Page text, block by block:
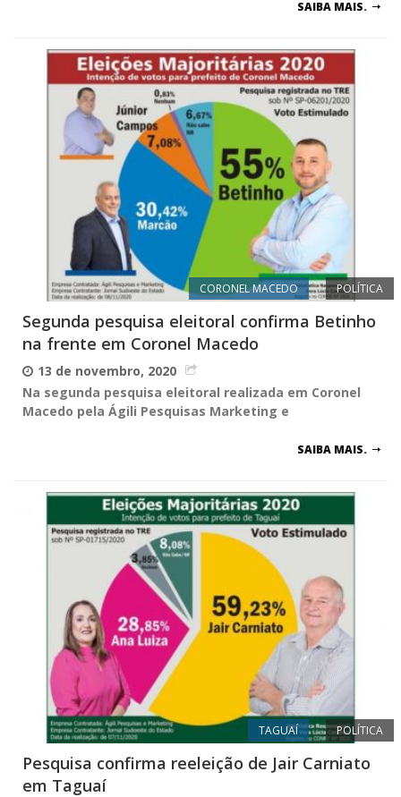
SAIBA MAIS.
CORONEL MACEDO POLÍTICA
Segunda pesquisa eleitoral confirma Betinho
na frente em Coronel Macedo
13 de novembro, 2020
Na segunda pesquisa eleitoral realizada em Coronel
Macedo pela Ágili Pesquisas Marketing e
SAIBA MAIS.
TAGUAÍ POLÍTICA
Pesquisa confirma reeleição de Jair Carniato
em Taguaí